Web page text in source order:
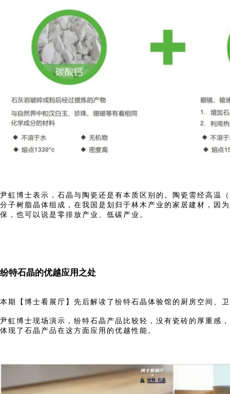
尹虹博士表示，石晶与陶瓷还是有本质区别的。陶瓷需经高
分子树脂晶体组成，在我国是划归于林木产业的家居建材，因
保，也可以说是零排放产业、低碳产业。
纷特石晶的优越应用之处
本期【博士看展厅】先后解读了纷特石晶体验馆的厨房空间、
尹虹博士现场演示，纷特石晶产品比较轻，没有瓷砖的厚重感
体现了石晶产品在这方面应用的优越性能。